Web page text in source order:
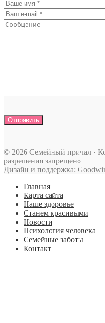
© 2026 Семейный причал ·
разрешения запрещено
Дизайн и поддержка:
Главная
Карта сайта
Наше здоровье
Станем красивыми
Новости
Психология человека
Семейные заботы
Контакт